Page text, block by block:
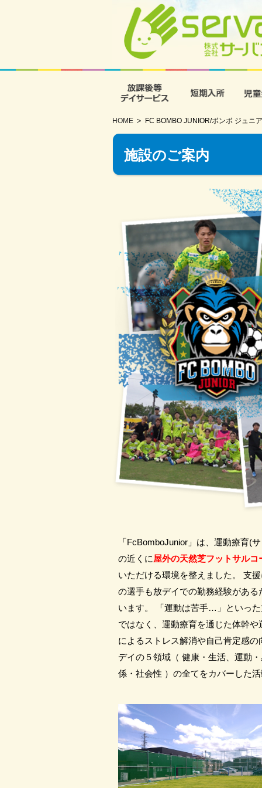
HOME FC BOMBO JUNIOR/ボンボ ジュニ
施設のご案内
「FcBomboJunior」は、運動療育(
の近くに屋外の天然芝フットサル
いただける環境を整えました。 支
の選手も放デイでの勤務経験があ
います。 「運動は苦手…」といっ
ではなく、運動療育を通じた体幹
によるストレス解消や自己肯定感
デイの５領域（ 健康・生活、運動
係・社会性 ）の全てをカバーした